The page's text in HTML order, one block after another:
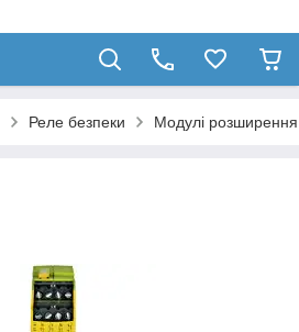
Реле безпеки Модулі